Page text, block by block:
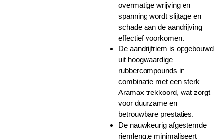
overmatige wrijving en
spanning wordt slijtage en
schade aan de aandrijving
effectief voorkomen.
De aandrijfriem is opgebouwd
uit hoogwaardige
rubbercompounds in
combinatie met een sterk
Aramax trekkoord, wat zorgt
voor duurzame en
betrouwbare prestaties.
De nauwkeurig afgestemde
riemlengte minimaliseert